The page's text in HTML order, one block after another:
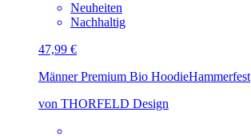
Neuheiten
Nachhaltig
47,99 €
Männer Premium Bio HoodieHammerfest
von THORFELD Design